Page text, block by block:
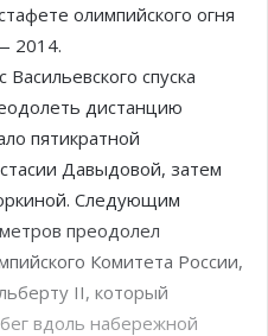
олимпийского огня
2014.
спуска
дистанцию
пятикратной
Давыдовой, затем
Следующим
преодолел
Комитета России,
II, который
вдоль набережной